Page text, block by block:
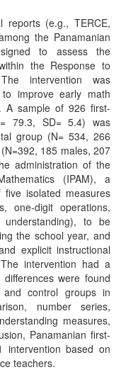
reports (e.g., TERCE,
the Panamanian
to assess the
the Response to
intervention was
improve early math
A sample of 926 first-
79.3, SD= 5.4) was
group (N= 534, 266
185 males, 207
administration of the
(IPAM), a
five isolated measures
one-digit operations,
to be
the school year, and
explicit instructional
intervention had a
were found
control groups in
number series,
measures,
Panamanian first-
based on
teachers.